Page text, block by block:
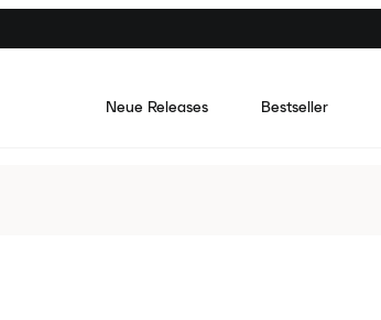
Neue Releases Bestseller